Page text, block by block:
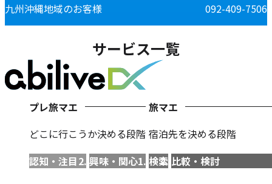
九州沖縄地域のお客様 092-409-7506
サービス一覧
プレ旅マエ
どこに行こうか決める段階
認知・注目
興味・関心
旅マエ
宿泊先を決める段階
検索 比較・検討